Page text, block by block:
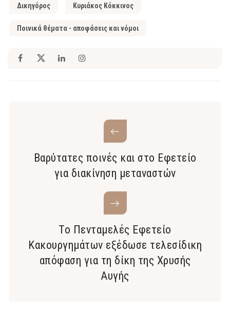
Δικηγόρος Κυριάκος Κόκκινος
Ποινικά θέματα - αποφάσεις και νόμοι
Βαρύτατες ποινές και στο Εφετείο
για διακίνηση μεταναστών
Το Πενταμελές Εφετείο
Κακουργημάτων εξέδωσε τελεσίδικη
απόφαση για τη δίκη της Χρυσής
Αυγής